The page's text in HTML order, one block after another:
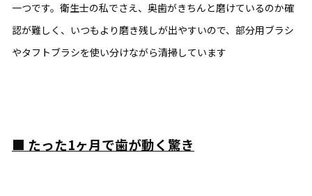
一つです。衛生士の私でさえ、奥歯がきちんと磨けているのか確
認が難しく、いつもより磨き残しが出やすいので、部分用ブラシ
やタフトブラシを使い分けながら清掃しています
■ たった1ヶ月で歯が動く驚き